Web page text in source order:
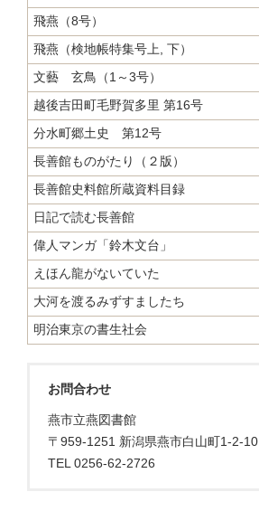
飛燕（8号）
飛燕（検地帳特集号上, 下）
文藝 玄鳥（1～3号）
越後吉田町毛野賀多里 第16号
分水町郷土史 第12号
長善館ものがたり（２版）
長善館史料館所蔵資料目録
日記で読む長善館
偉人マンガ「鈴木文台」
えほん龍がないていた
大河を渡るみずすましたち
明治東京の書生社会
お問合わせ
燕市立燕図書館
〒959-1251 新潟県燕市白山町1-2-10
TEL 0256-62-2726